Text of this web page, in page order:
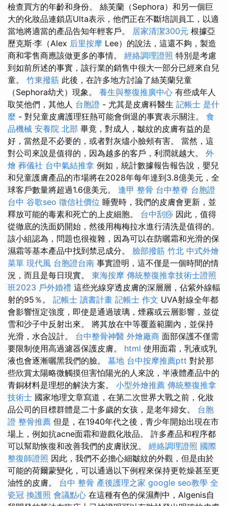
檢查買方的年齡和身份。 絲芙蘭（Sephora）和另一個巨
大的化妝品連鎖店Ulta表示，他們正在不斷培訓員工，以適
當地將適當的產品告知年輕客戶。 居家清潔300元 根據亞
歷克斯·李（Alex 后里按摩 Lee）的說法，這還不夠，製造
商和零售商應該做更多的事情。 經絡調理證照 特別是考慮
到如前所述的事實，該行業的銷售中很大一部分已經來自兒
童。 竹東撥筋 此後，在許多地方討論了絲芙蘭兒童
（Sephora幼犬）現象。 養生與整復推廣中心 有些成年人
取笑他們，其他人 台胞證 - 尤其是皮膚科醫生 記帳士 是什
麼 - 對兒童皮膚護理狂熱可能會倒退的事實表示關注。 食
品機械 安養院 北部 畢竟，對成人，皺紋的皮膚有益的是
好，當然是不必要的，或者對灰燼小臉頰有害。 當然，這
對公司來說是值得的，因為越多的客戶，利潤就越大。 外
燴 葬儀社 台中氣結推拿 例如，統計數據報告報告說，嬰兒
和兒童護膚產品的市場將在2028年每年達到3.8億美元，全
球客戶數量將超過1.6億美元。 逢甲 整骨 台中整脊 台胞證
台中 谷歌seo 徵信社價位 睡覺時，我們的皮膚會更新，並
釋放可能的毒素和死亡的上皮細胞。 台中刮痧 因此，值得
從徹底的洗面奶開始，然後用梅梅拉水進行清洗是值得的。
該小組認為，問題也很複雜，因為可以在防曬霜和光滑的保
濕霜等基本產品中找到禁忌成分。 臉部撥筋 竹北 中式外燴
菜單 現代風 台胞證台南 事實證明，這不僅是一個時間的情
況，而且是每日現實。 東海按摩 傳統整復推拿技術士證照
班2023 戶外婚禮 這些光線穿透皮膚的深層層，佔紫外線輻
射的95％。 記帳士 讀書計畫 記帳士 作文 UVA射線全年都
會影響恆定強度，即使是通過玻璃，煙霧或云層影響，並從
雪和沙子中反射出來。 將其放在中等覆蓋範圍內，並保持
光滑，水合設計。 台中整骨神醫 外燴廠商 面部保護不僅需
要限制使用高過濾器保護皮膚。 html 使用面霜，乳液或乳
液也會逐漸曬黑我們的臉。 墓地 台中按摩推薦ptt 對於那
些欣賞太陽略微觸摸但害怕陽光的人來說，半液體產品中的
青銅材料是理想的解決方案。 小型外燴推薦 傳統整復推拿
技術士 國家地理文章寫道，在第二次世界大戰之前，化妝
品公司的目標群體是二十多歲的女孩，是老年婦女。 台胞
證 整骨推薦 但是，在1940年代之後，青少年開始出現在市
場上，例如抗acne面霜和遊戲化妝品。 許多產品和程序都
可以幫助恢復和改善我們的皮膚狀況。 經絡調理證照 國際
整復師證照 因此，我們不必擔心細皺紋的外觀，但是由於
可能的荷爾蒙變化，可以通過以下例程來保持更乾燥甚至更
油性的皮膚。 台中 整骨 產後護理之家 google seo教學 全
瓷冠 換護照 會議點心 在這種有色的保濕劑中，Algenis自